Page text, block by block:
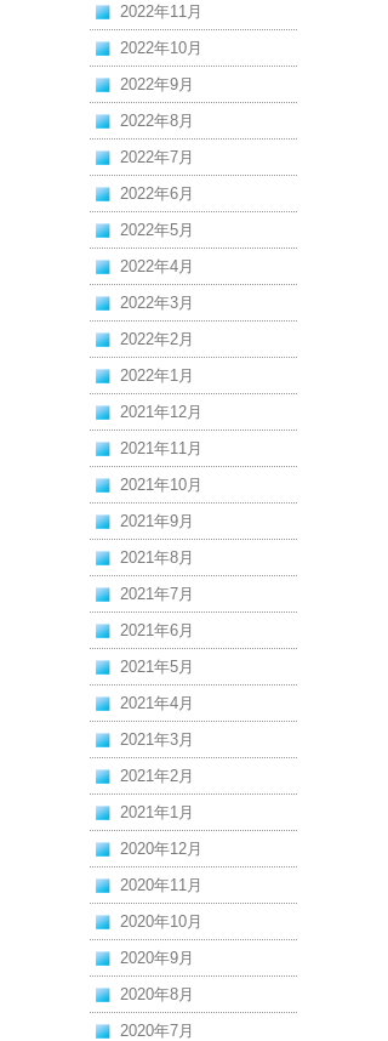
2022年11月
2022年10月
2022年9月
2022年8月
2022年7月
2022年6月
2022年5月
2022年4月
2022年3月
2022年2月
2022年1月
2021年12月
2021年11月
2021年10月
2021年9月
2021年8月
2021年7月
2021年6月
2021年5月
2021年4月
2021年3月
2021年2月
2021年1月
2020年12月
2020年11月
2020年10月
2020年9月
2020年8月
2020年7月